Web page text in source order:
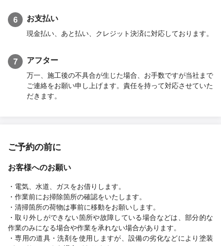
6 お支払い
現金払い、あと払い、クレジット決済に対応しております。
7 アフター
万一、施工後の不具合が生じた場合、お手数ですが当社まで
ご連絡をお願い申し上げます。責任を持って対応させていた
だきます。
ご予約の前に
お客様へのお願い
・電気、水道、ガスをお借りします。
・作業前にお掃除箇所の確認をいたします。
・清掃箇所の荷物は事前に移動をお願いします。
・取り外しができない箇所や故障している場合などは、部分的な
作業のみになる場合や作業を承れない場合があります。
・専用の道具・洗剤を使用しますが、設備の劣化などにより塗装